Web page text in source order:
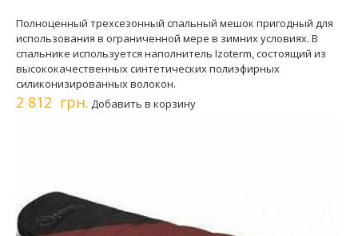
Полноценный трехсезонный спальный мешок пригодный для
использования в ограниченной мере в зимних условиях. В
спальнике используется наполнитель Izoterm, состоящий из
высококачественных синтетических полиэфирных
силиконизированных волокон.
2 812 грн. Добавить в корзину